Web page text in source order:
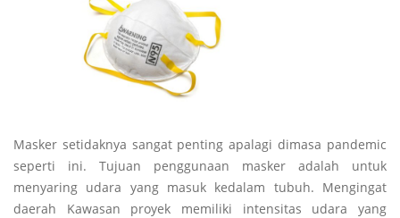
Masker setidaknya sangat penting apalagi dimasa pandemic
seperti ini. Tujuan penggunaan masker adalah untuk
menyaring udara yang masuk kedalam tubuh. Mengingat
daerah Kawasan proyek memiliki intensitas udara yang